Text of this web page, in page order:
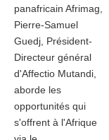
panafricain Afrimag,
Pierre-Samuel
Guedj, Président-
Directeur général
d'Affectio Mutandi,
aborde les
opportunités qui
s'offrent à l'Afrique